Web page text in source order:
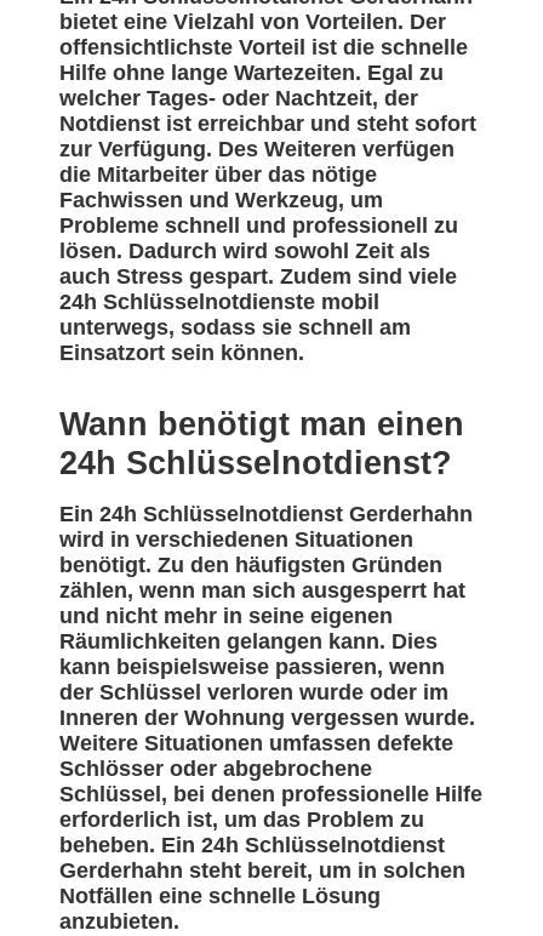
bietet eine Vielzahl von Vorteilen. Der
offensichtlichste Vorteil ist die schnelle
Hilfe ohne lange Wartezeiten. Egal zu
welcher Tages- oder Nachtzeit, der
Notdienst ist erreichbar und steht sofort
zur Verfügung. Des Weiteren verfügen
die Mitarbeiter über das nötige
Fachwissen und Werkzeug, um
Probleme schnell und professionell zu
lösen. Dadurch wird sowohl Zeit als
auch Stress gespart. Zudem sind viele
24h Schlüsselnotdienste mobil
unterwegs, sodass sie schnell am
Einsatzort sein können.
Wann benötigt man einen
24h Schlüsselnotdienst?
Ein 24h Schlüsselnotdienst Gerderhahn
wird in verschiedenen Situationen
benötigt. Zu den häufigsten Gründen
zählen, wenn man sich ausgesperrt hat
und nicht mehr in seine eigenen
Räumlichkeiten gelangen kann. Dies
kann beispielsweise passieren, wenn
der Schlüssel verloren wurde oder im
Inneren der Wohnung vergessen wurde.
Weitere Situationen umfassen defekte
Schlösser oder abgebrochene
Schlüssel, bei denen professionelle Hilfe
erforderlich ist, um das Problem zu
beheben. Ein 24h Schlüsselnotdienst
Gerderhahn steht bereit, um in solchen
Notfällen eine schnelle Lösung
anzubieten.